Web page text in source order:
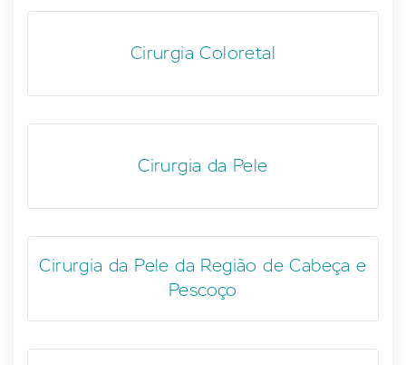
Cirurgia Coloretal
Cirurgia da Pele
Cirurgia da Pele da Região de Cabeça e
Pescoço